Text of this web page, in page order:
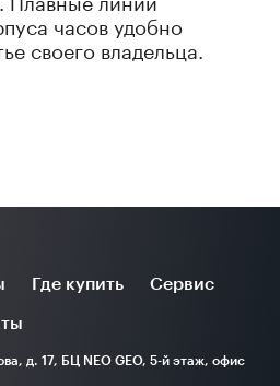
часов удобно
своего владельца.
Где купить Сервис
д. 17, БЦ NEO GEO, 5-й этаж, офис